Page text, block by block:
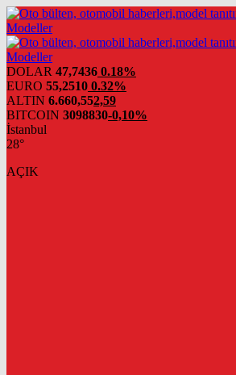
DOLAR 47,7436 0.18%
EURO 55,2510 0.32%
ALTIN 6.660,552,59
BITCOIN 3098830-0,10%
İstanbul
28°
AÇIK